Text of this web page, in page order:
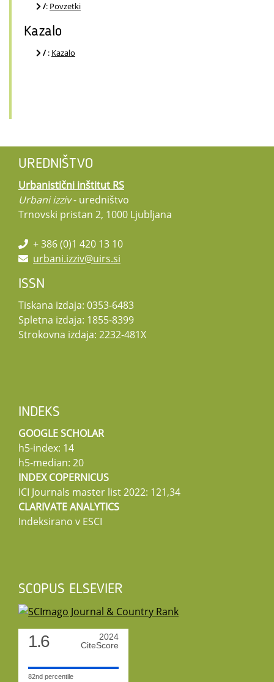
/: Povzetki
Kazalo
/: Kazalo
UREDNIŠTVO
Urbanistični inštitut RS
Urbani izziv- uredništvo
Trnovski pristan 2, 1000 Ljubljana
+ 386 (0)1 420 13 10
urbani.izziv@uirs.si
ISSN
Tiskana izdaja: 0353-6483
Spletna izdaja: 1855-8399
Strokovna izdaja: 2232-481X
INDEKS
GOOGLE SCHOLAR
h5-index: 14
h5-median: 20
INDEX COPERNICUS
ICI Journals master list 2022: 121,34
CLARIVATE ANALYTICS
Indeksirano v ESCI
SCOPUS ELSEVIER
1.6
2024
CiteScore
82nd percentile